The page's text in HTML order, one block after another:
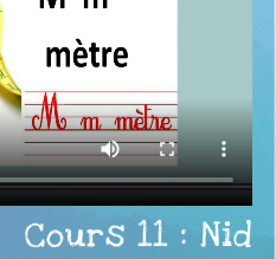
Cours 11 : Nid